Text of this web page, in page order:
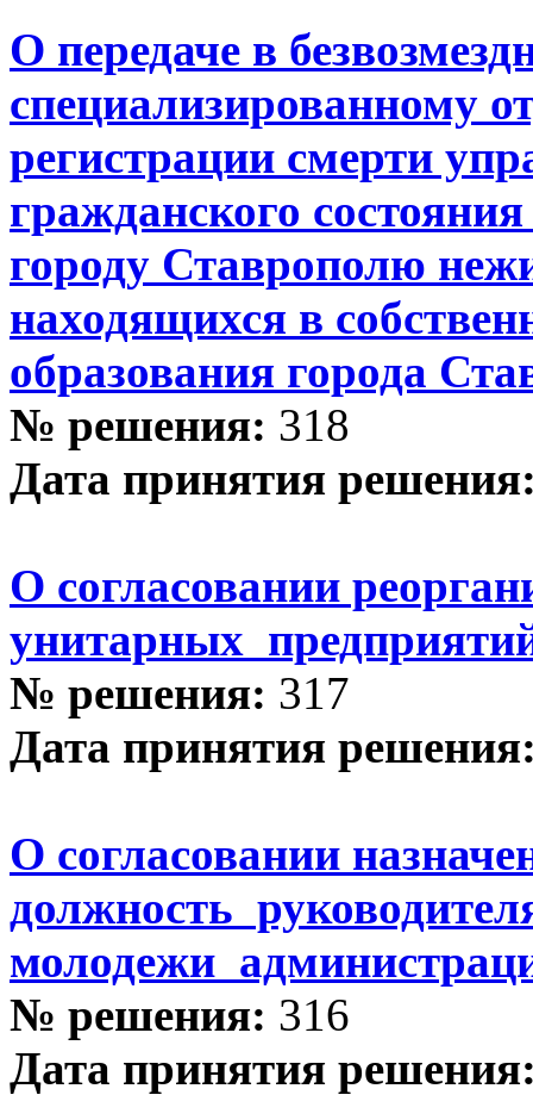
О передаче в
специализированному
регистрации смерти
гражданского
городу Ставрополю
находящихся в
образования города
№ решения: 318
Дата принятия
О согласовании
унитарных
№ решения: 317
Дата принятия
О согласовании
должность
молодежи
№ решения: 316
Дата принятия